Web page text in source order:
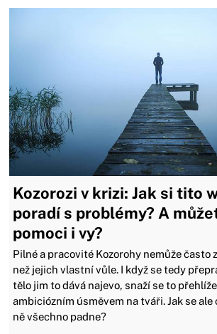
Kozorozi v krizi: Jak si tito
poradí s problémy? A
pomoci i vy?
Pilné a pracovité Kozorohy nemůže často
než jejich vlastní vůle. I když se tedy
tělo jim to dává najevo, snaží se to
ambiciózním úsměvem na tváři. Jak se ale
ně všechno padne?